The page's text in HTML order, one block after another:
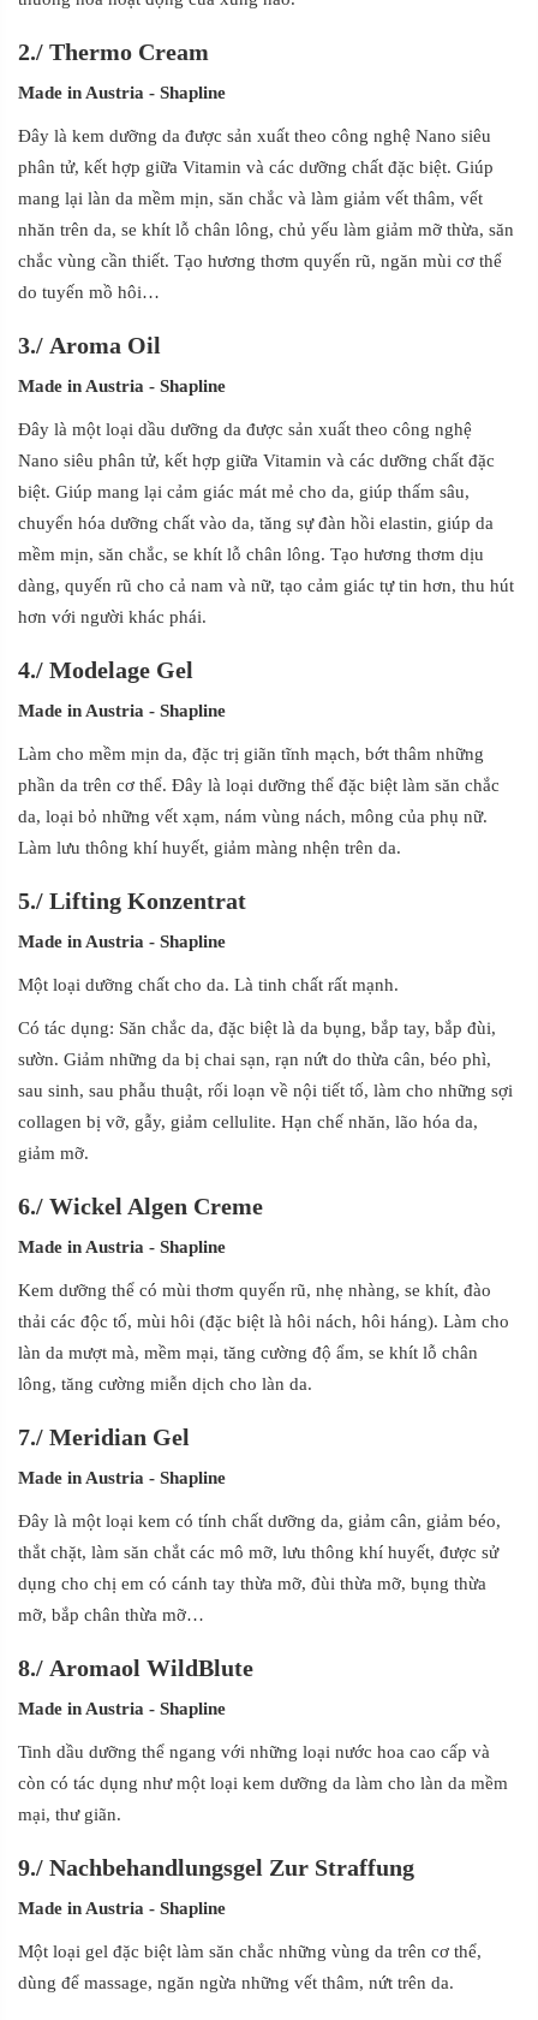
2./ Thermo Cream
Made in Austria - Shapline
Đây là kem dưỡng da được sản xuất theo công nghệ Nano siêu
phân tử, kết hợp giữa Vitamin và các dưỡng chất đặc biệt. Giúp
mang lại làn da mềm mịn, săn chắc và làm giảm vết thâm, vết
nhăn trên da, se khít lỗ chân lông, chủ yếu làm giảm mỡ thừa, săn
chắc vùng cần thiết. Tạo hương thơm quyến rũ, ngăn mùi cơ thể
do tuyến mồ hôi…
3./ Aroma Oil
Made in Austria - Shapline
Đây là một loại dầu dưỡng da được sản xuất theo công nghệ
Nano siêu phân tử, kết hợp giữa Vitamin và các dưỡng chất đặc
biệt. Giúp mang lại cảm giác mát mẻ cho da, giúp thấm sâu,
chuyển hóa dưỡng chất vào da, tăng sự đàn hồi elastin, giúp da
mềm mịn, săn chắc, se khít lỗ chân lông. Tạo hương thơm dịu
dàng, quyến rũ cho cả nam và nữ, tạo cảm giác tự tin hơn, thu hút
hơn với người khác phái.
4./ Modelage Gel
Made in Austria - Shapline
Làm cho mềm mịn da, đặc trị giãn tĩnh mạch, bớt thâm những
phần da trên cơ thể. Đây là loại dưỡng thể đặc biệt làm săn chắc
da, loại bỏ những vết xạm, nám vùng nách, mông của phụ nữ.
Làm lưu thông khí huyết, giảm màng nhện trên da.
5./ Lifting Konzentrat
Made in Austria - Shapline
Một loại dưỡng chất cho da. Là tinh chất rất mạnh.
Có tác dụng: Săn chắc da, đặc biệt là da bụng, bắp tay, bắp đùi,
sườn. Giảm những da bị chai sạn, rạn nứt do thừa cân, béo phì,
sau sinh, sau phẫu thuật, rối loạn về nội tiết tố, làm cho những sợi
collagen bị vỡ, gẫy, giảm cellulite. Hạn chế nhăn, lão hóa da,
giảm mỡ.
6./ Wickel Algen Creme
Made in Austria - Shapline
Kem dưỡng thể có mùi thơm quyến rũ, nhẹ nhàng, se khít, đào
thải các độc tố, mùi hôi (đặc biệt là hôi nách, hôi háng). Làm cho
làn da mượt mà, mềm mại, tăng cường độ ẩm, se khít lỗ chân
lông, tăng cường miễn dịch cho làn da.
7./ Meridian Gel
Made in Austria - Shapline
Đây là một loại kem có tính chất dưỡng da, giảm cân, giảm béo,
thắt chặt, làm săn chắt các mô mỡ, lưu thông khí huyết, được sử
dụng cho chị em có cánh tay thừa mỡ, đùi thừa mỡ, bụng thừa
mỡ, bắp chân thừa mỡ…
8./ Aromaol WildBlute
Made in Austria - Shapline
Tinh dầu dưỡng thể ngang với những loại nước hoa cao cấp và
còn có tác dụng như một loại kem dưỡng da làm cho làn da mềm
mại, thư giãn.
9./ Nachbehandlungsgel Zur Straffung
Made in Austria - Shapline
Một loại gel đặc biệt làm săn chắc những vùng da trên cơ thể,
dùng để massage, ngăn ngừa những vết thâm, nứt trên da.